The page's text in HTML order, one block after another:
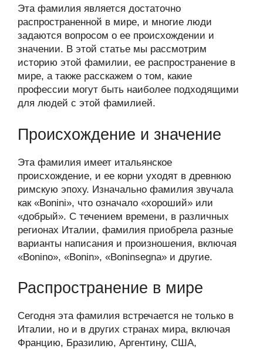
o
kl
a
ss
ni
ki
e
b
o
o
k
er g
er
J
o
ur
n
al
u
e
at
s
A
p
p
e
gr
a
m
ail р
а
в
и
ть
Эта фамилия является достаточно
распространенной в мире, и многие люди
задаются вопросом о ее происхождении и
значении. В этой статье мы рассмотрим
историю этой фамилии, ее распространение в
мире, а также расскажем о том, какие
профессии могут быть наиболее подходящими
для людей с этой фамилией.
Происхождение и значение
Эта фамилия имеет итальянское
происхождение, и ее корни уходят в древнюю
римскую эпоху. Изначально фамилия звучала
как «Bonini», что означало «хороший» или
«добрый». С течением времени, в различных
регионах Италии, фамилия приобрела разные
варианты написания и произношения, включая
«Bonino», «Bonin», «Boninsegna» и другие.
Распространение в мире
Сегодня эта фамилия встречается не только в
Италии, но и в других странах мира, включая
Францию, Бразилию, Аргентину, США,